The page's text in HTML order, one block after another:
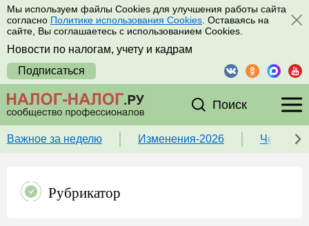
Мы используем файлы Cookies для улучшения работы сайта
согласно Политике использования Cookies . Оставаясь на
сайте, Вы соглашаетесь с использованием Cookies.
Новости по налогам, учету и кадрам
Подписаться
Поиск
Важное за неделю Изменения-2026 Чек-
Рубрикатор